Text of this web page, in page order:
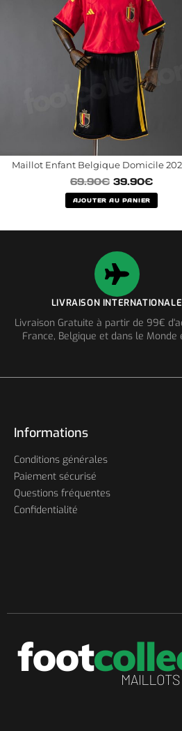
Maillot Enfant Belgique Domicile
69.90€ 39.90€
AJOUTER AU PANIER
LIVRAISON INTERNATIONALE
Livraison Gratuite à partir de 99€
France, Belgique et dans le Monde
Informations
Conditions générales
Paiement sécurisé
Questions fréquentes
Confidentialité